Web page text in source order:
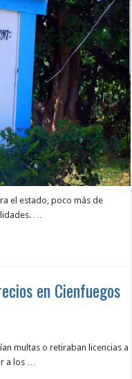
el estado, poco más de
…
en Cienfuegos
multas o retiraban licencias a
a los …